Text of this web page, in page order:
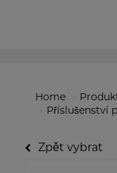
Home
Příslušenství
Zpět vybrat